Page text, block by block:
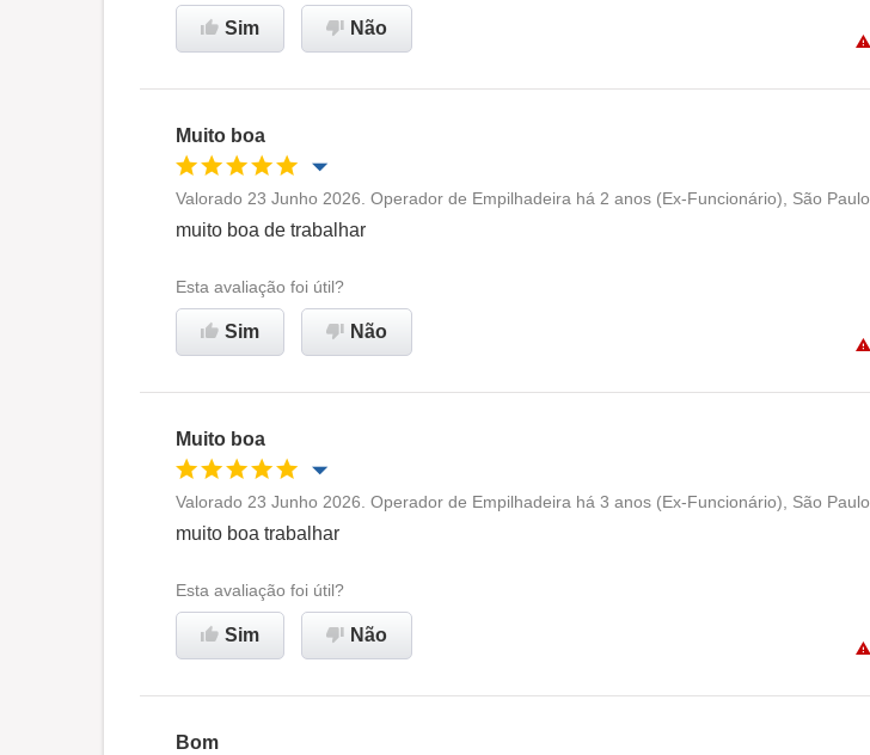
Recomenda esta empresa
Sim Não
Muito boa
Oportunidade de promoção
Ambiente de trabalho
Recomenda esta empresa
Valorado 23 Junho 2026. Operador de Empilhadeira há 2 anos (Ex-Funcionário), São Paulo
muito boa de trabalhar
Esta avaliação foi útil?
Sim Não
Muito boa
Oportunidade de promoção
Ambiente de trabalho
Recomenda esta empresa
Valorado 23 Junho 2026. Operador de Empilhadeira há 3 anos (Ex-Funcionário), São Paulo
muito boa trabalhar
Esta avaliação foi útil?
Sim Não
Bom